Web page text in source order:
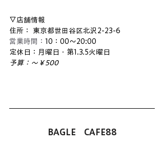
▽店舗情報
住所： 東京都世田谷区北沢2-23-6
営業時間： 10：00〜20:00
定休日：月曜日・第1.3.5火曜日
予算：～￥500
BAGLE　CAFE88